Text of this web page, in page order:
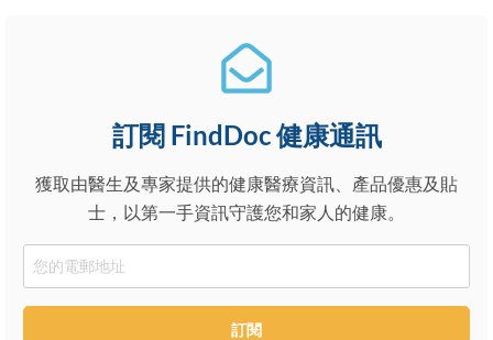
訂閱 FindDoc 健康通訊
獲取由醫生及專家提供的健康醫療資訊、產品優惠及貼
士，以第一手資訊守護您和家人的健康。
Email
訂閱